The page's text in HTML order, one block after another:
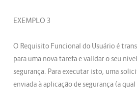
EXEMPLO 3
O Requisito Funcional do Usuário é
para uma nova tarefa e validar o seu
segurança. Para executar isto, uma
enviada à aplicação de segurança (a